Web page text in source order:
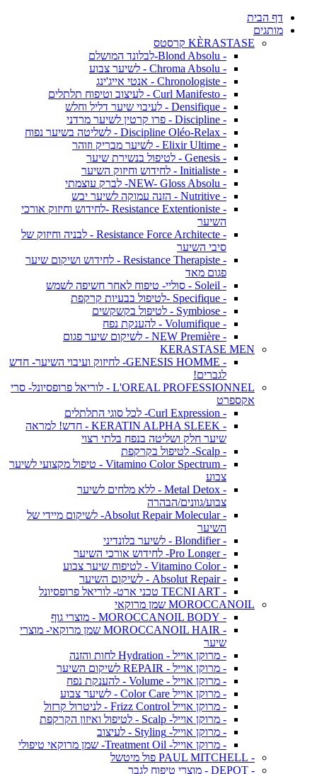
דף הבית
מותגים
KÈRASTASE קרסטס
- Blond Absolu-לבלונד המושלם
- Chroma Absolu - לשיער צבוע
- Chronologiste - אנטי אייג'ינג
- Curl Manifesto - לעיצוב וטיפוח תלתלים
- Densifique - לעיבוי שיער דליל וחלש
- Discipline - פרו קרטין לשיער מרדני
- Discipline Oléo-Relax - לשליטה בשיער נפוח
- Elixir Ultime - לשיער מבריק וזוהר
- Genesis - לטיפול בנשירת שיער
- Initialiste - לחידוש וחיזוק השיער
- NEW- Gloss Absolu- לברק עוצמתי
- Nutritive - הזנה עמוקה לשיער יבש
- Resistance Extentioniste -לחידוש וחיזוק אורכי
השיער
- Resistance Force Architecte - לבניה וחיזוק של
סיבי השיער
- Resistance Therapiste - לחידוש ושיקום שיער
פגום מאד
- Soleil - סוליי- טיפוח לאחר חשיפה לשמש
- Specifique -לטיפול בבעיות קרקפת
- Symbiose - לטיפול בקשקשים
- Volumifique - להענקת נפח
- NEW Première - לשיקום שיער פגום
KERASTASE MEN
- GENESIS HOMME- לחיזוק ועיבוי השיער- חדש
לגברים!
L'OREAL PROFESSIONNEL - לוריאל פרופסיונל- סרי
אקספרט
- Curl Expression- לכל סוגי התלתלים
- KERATIN ALPHA SLEEK - חדש! למראה
שיער חלק ושליטה בנפח בלתי רצוי
- Scalp- לטיפול בקרקפת
- Vitamino Color Spectrum - טיפול מקצועי לשיער
צבוע
- Metal Detox - ללא מלחים לשיער
צבוע/גוונים/הבהרה
- Absolut Repair Molecular- לשיקום מיידי של
השיער
- Blondifier - לשיער בלונדיני
- Pro Longer- לחידוש אורכי השיער
- Vitamino Color - לטיפוח שיער צבוע
- Absolut Repair - לשיקום השיער
- TECNI ART טכני ארט- לוריאל פרופסיונל
MOROCCANOIL שמן מרוקאי
- MOROCCANOIL BODY - מוצרי גוף
- MOROCCANOIL HAIR שמן מרוקאי- מוצרי
שיער
- מרוקן אוייל - Hydration לחות והזנה
- מרוקן אוייל - REPAIR לשיקום השיער
- מרוקן אוייל - Volume - להענקת נפח
- מרוקן אוייל Color Care - לשיער צבוע
- מרוקן אוייל Frizz Control - לניטרול קרזול
- מרוקן אוייל- Scalp - לטיפול ואיזון הקרקפת
- מרוקן אוייל- Styling - לעיצוב
- מרוקן אוייל- Treatment Oil- שמן מרוקאי טיפולי
- PAUL MITCHELL פול מיטשל
- DEPOT - מוצרי טיפוח לגבר